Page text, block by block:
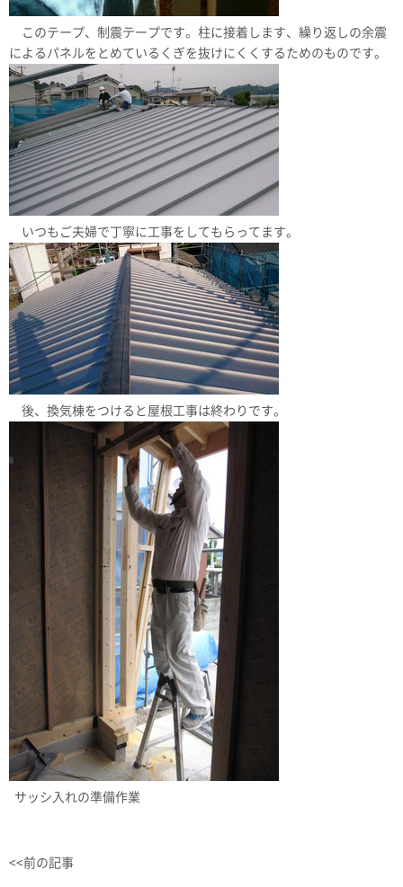
このテープ、制震テープです。柱に接着します、繰り返しの余震
によるパネルをとめているくぎを抜けにくくするためのものです。
いつもご夫婦で丁寧に工事をしてもらってます。
後、換気棟をつけると屋根工事は終わりです。
サッシ入れの準備作業
<<前の記事